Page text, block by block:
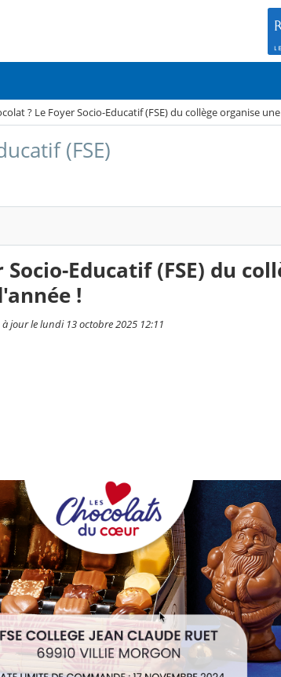
? Le Foyer Socio-Educatif (FSE) du collège organise
(FSE)
Educatif (FSE) du
!
à jour le lundi 13 octobre 2025 12:11